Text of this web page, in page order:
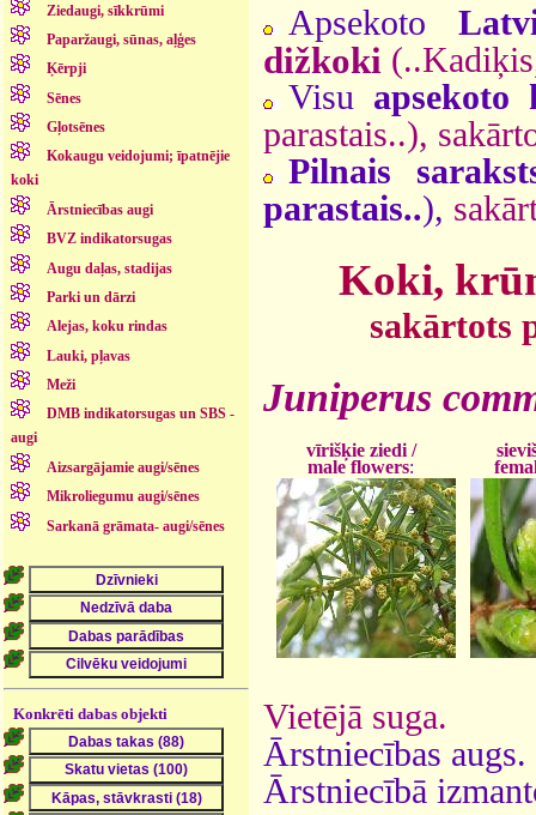
Ziedaugi, sīkkrūmi
Paparžaugi, sūnas, aļģes
Ķērpji
Sēnes
Gļotsēnes
Kokaugu veidojumi; īpatnējie
koki
Ārstniecības augi
BVZ indikatorsugas
Augu daļas, stadijas
Parki un dārzi
Alejas, koku rindas
Lauki, pļavas
Meži
DMB indikatorsugas un SBS -
augi
Aizsargājamie augi/sēnes
Mikroliegumu augi/sēnes
Sarkanā grāmata- augi/sēnes
Konkrēti dabas objekti
Apsekoto
dižkoki
Visu apsekoto
parastais..),
Pilnais
parastais..),
Koki,
sakārtots
Juniperus
vīrišķie ziedi /
male flowers:
Vietējā suga.
Ārstniecības augs.
Ārstniecībā